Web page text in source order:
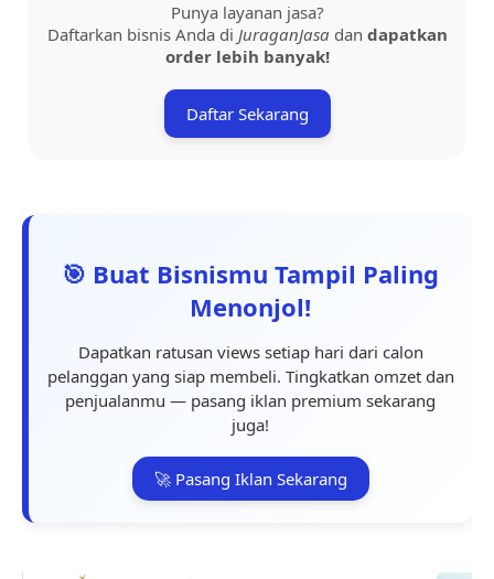
Punya layanan jasa?
Daftarkan bisnis Anda di JuraganJasadan dapatkan
order lebih banyak!
Daftar Sekarang
🎯 Buat Bisnismu Tampil Paling
Menonjol!
Dapatkan ratusan views setiap hari dari calon
pelanggan yang siap membeli. Tingkatkan omzet dan
penjualanmu — pasang iklan premium sekarang
juga!
🚀 Pasang Iklan Sekarang